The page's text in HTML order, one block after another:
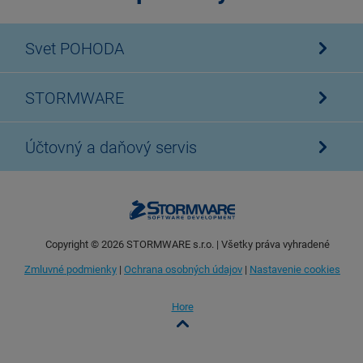
Svet POHODA
STORMWARE
Účtovný a daňový servis
Copyright © 2026STORMWARE s.r.o. | Všetky práva vyhradené
Zmluvné podmienky | Ochrana osobných údajov | Nastavenie cookies
Hore